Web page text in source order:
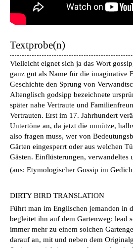
Textprobe(n)
Vielleicht eignet sich ja das Wort
ganz gut als Name für die imaginative
Geschichte den Sprung von
Altenglisch godsipp bezeichnete
später nahe Vertraute und
Vertrauten. Erst im 17. Jahrhundert
Untertöne an, da jetzt die unnütze,
also fragen muss, wer von
Gärten eingesperrt oder aus welchen
Gästen. Einflüsterungen, verwandeltes
(aus: Etymologischer Gossip im
DIRTY BIRD TRANSLATION
Führt man im Englischen jemanden in
begleitet ihn auf dem Gartenweg: lead
immer mehr zu einem solchen
darauf an, mit und neben dem